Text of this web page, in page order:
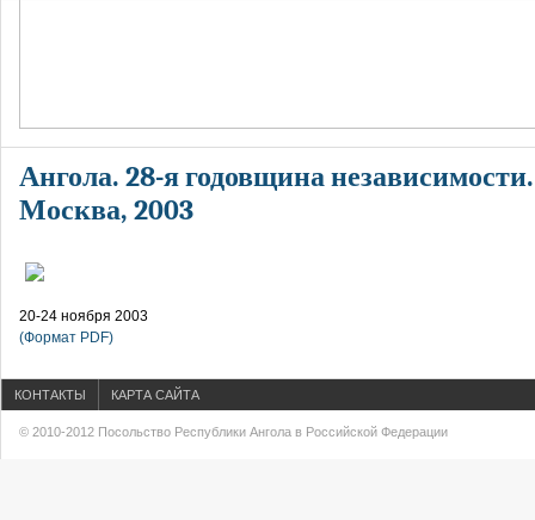
Ангола. 28-я годовщина
Москва, 2003
20-24 ноября 2003
(Формат PDF)
КОНТАКТЫ КАРТА САЙТА
© 2010-2012 Посольство Республики Ангола в Российской Федерации